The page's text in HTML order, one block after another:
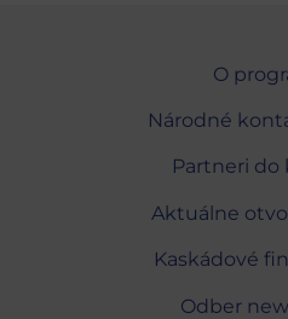
O
Národné
Partneri do
Aktuálne
Kaskádové
Odber